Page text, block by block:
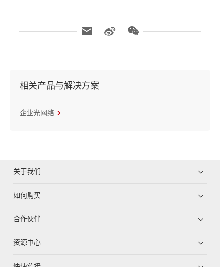
相关产品与解决方案
企业光网络
关于我们
如何购买
合作伙伴
资源中心